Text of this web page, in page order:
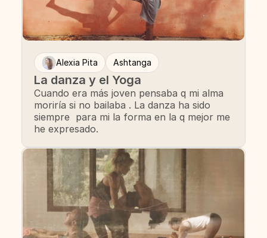
Alexia Pita Ashtanga
La danza y el Yoga
Cuando era más joven pensaba q mi alma
moriría si no bailaba . La danza ha sido
siempre para mi la forma en la q mejor me
he expresado.